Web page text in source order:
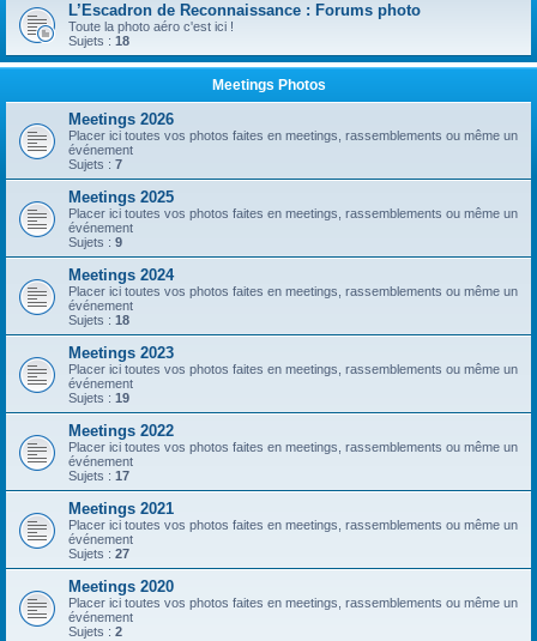
L’Escadron de Reconnaissance : Forums photo
Toute la photo aéro c'est ici !
Sujets : 18
Meetings Photos
Meetings 2026
Placer ici toutes vos photos faites en meetings, rassemblements ou même un
événement
Sujets : 7
Meetings 2025
Placer ici toutes vos photos faites en meetings, rassemblements ou même un
événement
Sujets : 9
Meetings 2024
Placer ici toutes vos photos faites en meetings, rassemblements ou même un
événement
Sujets : 18
Meetings 2023
Placer ici toutes vos photos faites en meetings, rassemblements ou même un
événement
Sujets : 19
Meetings 2022
Placer ici toutes vos photos faites en meetings, rassemblements ou même un
événement
Sujets : 17
Meetings 2021
Placer ici toutes vos photos faites en meetings, rassemblements ou même un
événement
Sujets : 27
Meetings 2020
Placer ici toutes vos photos faites en meetings, rassemblements ou même un
événement
Sujets : 2